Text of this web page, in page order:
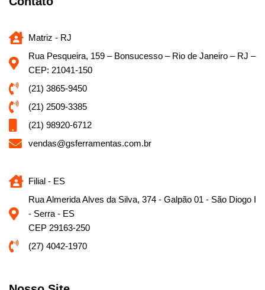
Matriz - RJ
Rua Pesqueira, 159 – Bonsucesso – Rio de Janeiro – RJ –
CEP: 21041-150
(21) 3865-9450
(21) 2509-3385
(21) 98920-6712
vendas@gsferramentas.com.br
Filial - ES
Rua Almerida Alves da Silva, 374 - Galpão 01 - São Diogo I
- Serra - ES
CEP 29163-250
(27) 4042-1970